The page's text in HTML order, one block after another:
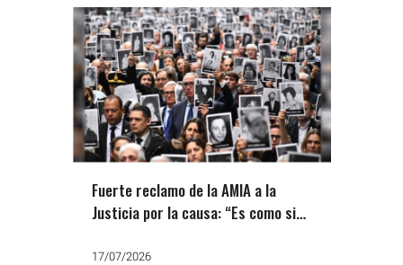
Fuerte reclamo de la AMIA a la
Justicia por la causa: “Es como si
17/07/2026